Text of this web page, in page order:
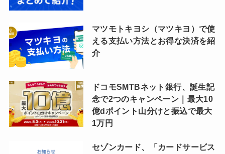
マツモトキヨシ（マツキヨ）で使
える支払い方法とお得な決済を紹
介
ドコモSMTBネット銀行、誕生記
念で2つのキャンペーン｜最大10
億dポイント山分けと振込で最大
1万円
セゾンカード、「カードサービス